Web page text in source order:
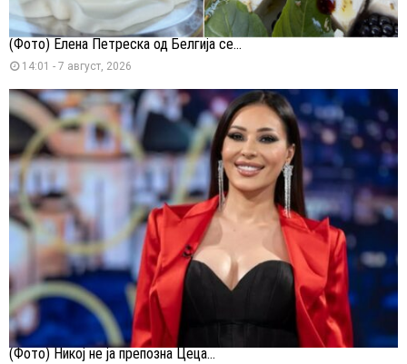
(Фото) Елена Петреска од Белгија се...
14:01 - 7 август, 2026
(Фото) Никој не ја препозна Цеца...